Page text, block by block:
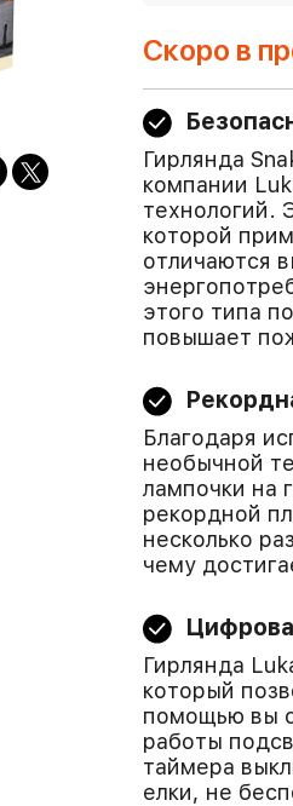
Скоро в
Гирлянда
компании
технологий.
которой
отличаются
этого типа
повышает
Благодаря
необычной
лампочки на
рекордной
несколько
чему
Гирлянда
который
помощью вы
работы
таймера
елки, не